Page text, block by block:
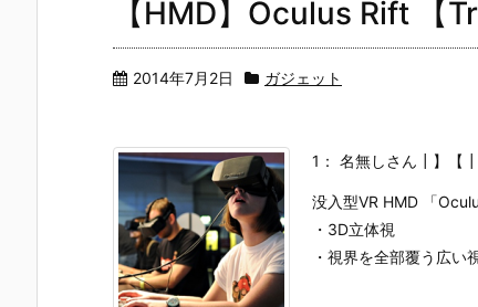
【HMD】Oculus Rift 【
2014年7月2日 ガジェット
1： 名無しさん┃】【
没入型VR HMD 「
・3D立体視
・視界を全部覆う広い